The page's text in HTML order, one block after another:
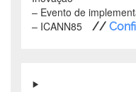
– Evento de
– ICANN85 //